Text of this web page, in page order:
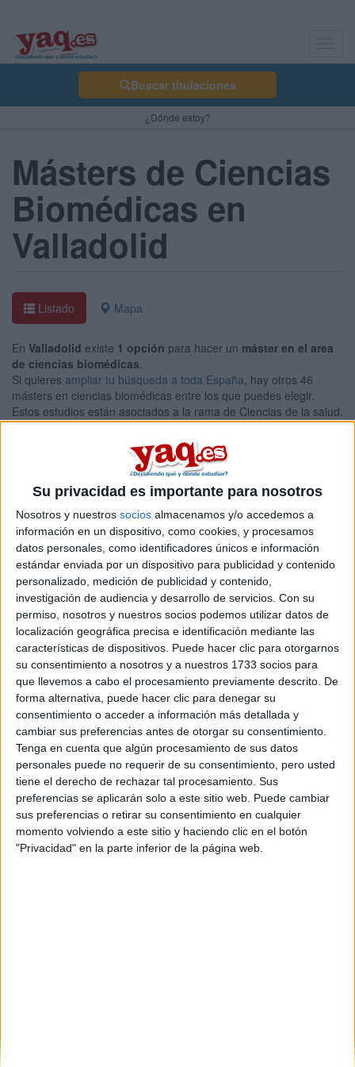
Su privacidad es importante para nosotros
Nosotros y nuestros socios almacenamos y/o accedemos a
información en un dispositivo, como cookies, y procesamos
datos personales, como identificadores únicos e información
estándar enviada por un dispositivo para publicidad y contenido
personalizado, medición de publicidad y contenido,
investigación de audiencia y desarrollo de servicios. Con su
permiso, nosotros y nuestros socios podemos utilizar datos de
localización geográfica precisa e identificación mediante las
características de dispositivos. Puede hacer clic para otorgarnos
su consentimiento a nosotros y a nuestros 1733 socios para
que llevemos a cabo el procesamiento previamente descrito. De
forma alternativa, puede hacer clic para denegar su
consentimiento o acceder a información más detallada y
cambiar sus preferencias antes de otorgar su consentimiento.
Tenga en cuenta que algún procesamiento de sus datos
personales puede no requerir de su consentimiento, pero usted
tiene el derecho de rechazar tal procesamiento. Sus
preferencias se aplicarán solo a este sitio web. Puede cambiar
sus preferencias o retirar su consentimiento en cualquier
momento volviendo a este sitio y haciendo clic en el botón
"Privacidad" en la parte inferior de la página web.
Buscar titulaciones
¿Dónde estoy?
Másters de Ciencias
Biomédicas en
Valladolid
Listado Mapa
En Valladolid existe 1 opción para hacer un máster en el area
de ciencias biomédicas.
Si quieres ampliar tu búsqueda a toda España, hay otros 46
másters en ciencias biomédicas entre los que puedes elegir.
Estos estudios están asociados a la rama de Ciencias de la salud.
Máster Universitario en
Investigación Biomédica
UNIVERSIDAD DE VALLADOLID
Tipo: Máster
Pídeles información ¡GRATIS!
Seleccionar por provincia
Albacete(1)
Alicante(1)
Almería(2)
Asturias(1)
Barcelona(6)
Badajoz(1)
Burgos(1)
A Coruña(1)
Córdoba (1)
Cantabria (1)
Cádiz(1)
Granada(2)
Girona(1)
Illes Balears(1)
León(4)
Lleida(1)